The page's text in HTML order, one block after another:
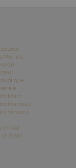
Murlins
Marc
Marceau
Vincent
en Val
Blanc